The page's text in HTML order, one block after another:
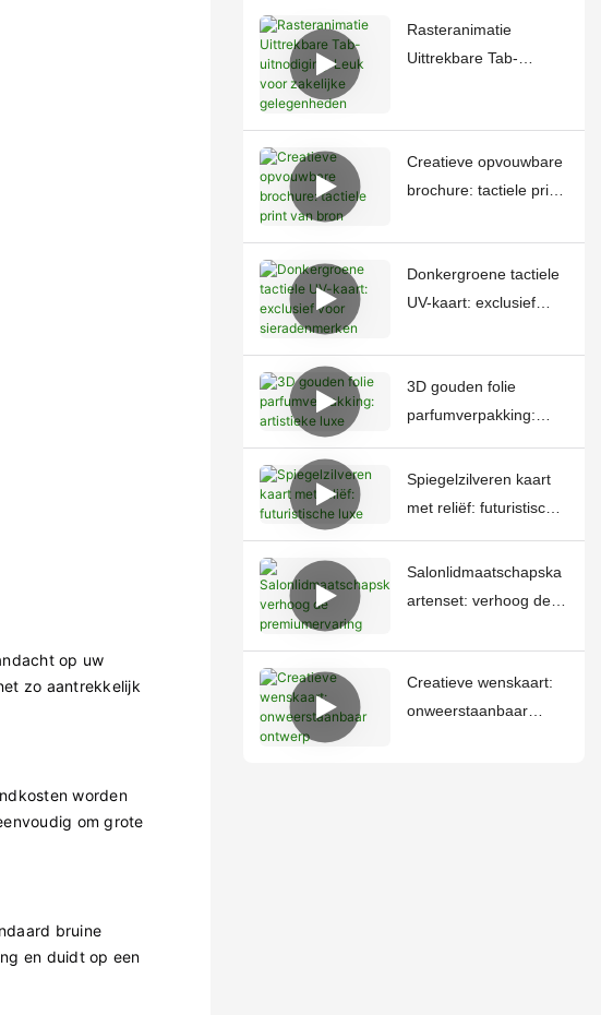
op uw
zo aantrekkelijk
worden
om grote
bruine
en duidt op een
Rasteranimatie
Uittrekbare Tab-
Creatieve opvouwbare
brochure: tactiele print
Donkergroene tactiele
UV-kaart: exclusief
3D gouden folie
parfumverpakking:
artistieke luxe
Spiegelzilveren kaart
met reliëf: futuristische
luxe
Salonlidmaatschapska
artenset: verhoog de
Creatieve wenskaart:
onweerstaanbaar